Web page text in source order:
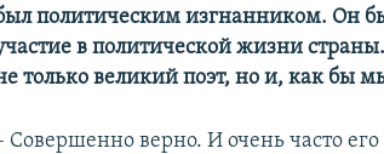
политическим изгнанником. Он
в политической жизни
только великий поэт, но и, как бы
Совершенно верно. И очень часто